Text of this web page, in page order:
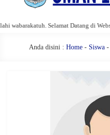
Selamat Datang di
Anda disini : Home - Siswa -